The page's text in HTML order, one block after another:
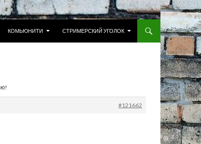
КОМЬЮНИТИ СТРИМЕРСКИЙ УГОЛОК
#121662